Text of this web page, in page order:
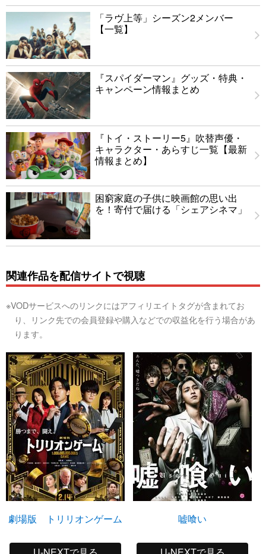
「ラヴ上等」シーズン2メンバー
【一覧】
『スパイダーマン』グッズ・特典・
キャンペーン情報まとめ
『トイ・ストーリー5』吹替声優・
キャラクター・あらすじ一覧【最新
情報まとめ】
困窮家庭の子供に映画館の思い出
を！寄付で届ける「シェアシネマ」
関連作品を配信サイトで視聴
※VODサービスへのリンクにはアフィリエイトタグが含まれてお
り、リンク先での会員登録や購入などでの収益化を行う場合があ
ります。
劇場版 トリリオンゲーム 嘘喰い